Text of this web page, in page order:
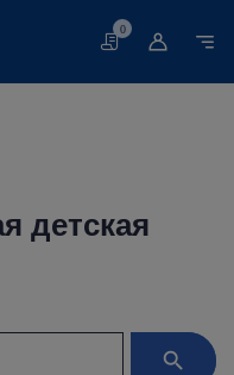
Корзина
0
детская
search